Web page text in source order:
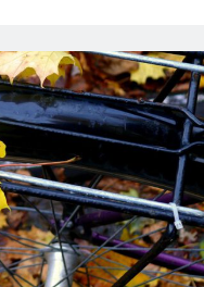
souterrain
mystique
de
Lyon